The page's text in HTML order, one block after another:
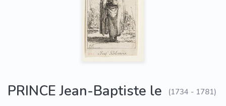
PRINCE Jean-Baptiste le (1734 - 1781)